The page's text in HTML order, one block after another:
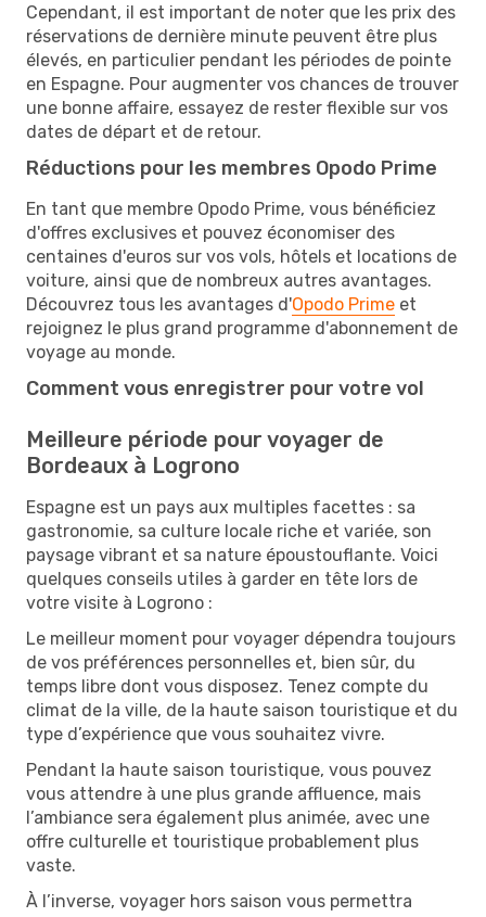
Cependant, il est important de noter que les prix des
réservations de dernière minute peuvent être plus
élevés, en particulier pendant les périodes de pointe
en Espagne. Pour augmenter vos chances de trouver
une bonne affaire, essayez de rester flexible sur vos
dates de départ et de retour.
Réductions pour les membres Opodo Prime
En tant que membre Opodo Prime, vous bénéficiez
d'offres exclusives et pouvez économiser des
centaines d'euros sur vos vols, hôtels et locations de
voiture, ainsi que de nombreux autres avantages.
Découvrez tous les avantages d'Opodo Prime et
rejoignez le plus grand programme d'abonnement de
voyage au monde.
Comment vous enregistrer pour votre vol
Meilleure période pour voyager de
Bordeaux à Logrono
Espagne est un pays aux multiples facettes : sa
gastronomie, sa culture locale riche et variée, son
paysage vibrant et sa nature époustouflante. Voici
quelques conseils utiles à garder en tête lors de
votre visite à Logrono :
Le meilleur moment pour voyager dépendra toujours
de vos préférences personnelles et, bien sûr, du
temps libre dont vous disposez. Tenez compte du
climat de la ville, de la haute saison touristique et du
type d’expérience que vous souhaitez vivre.
Pendant la haute saison touristique, vous pouvez
vous attendre à une plus grande affluence, mais
l’ambiance sera également plus animée, avec une
offre culturelle et touristique probablement plus
vaste.
À l’inverse, voyager hors saison vous permettra